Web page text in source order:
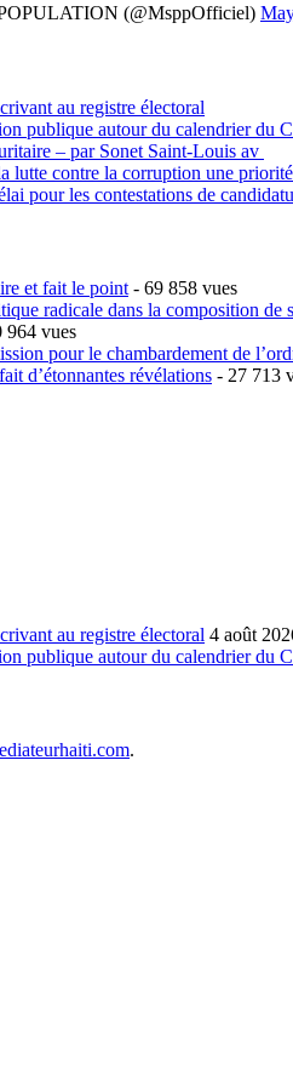
(@MsppOfficiel)
au registre électoral
publique autour du calendrier du
– par Sonet Saint-Louis av
lutte contre la corruption une
pour les contestations de
et fait le point - 69 858 vues
radicale dans la composition de
964 vues
pour le chambardement de
d’étonnantes révélations - 27 713
au registre électoral 4 août
publique autour du calendrier du
.